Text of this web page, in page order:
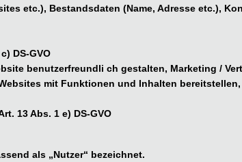
etc.), Bestandsdaten (Name, Adresse etc.),
DS-GVO
benutzerfreundli ch gestalten, Marketing /
mit Funktionen und Inhalten bereitstellen,
13 Abs. 1 e) DS-GVO
als „Nutzer“ bezeichnet.